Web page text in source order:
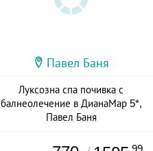
Павел Баня
Луксозна спа почивка с
балнеолечение в ДианаМар 5*,
Павел Баня
.99